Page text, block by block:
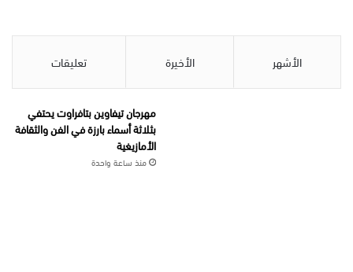
الأشهر الأخيرة تعليقات
مهرجان تيفاوين بتافراوت يحتفي
بثلاثة أسماء بارزة في الفن والثقافة
الأمازيغية
منذ ساعة واحدة